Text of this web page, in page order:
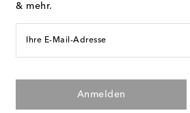
& mehr.
Ihre E-Mail-Adresse
Anmelden